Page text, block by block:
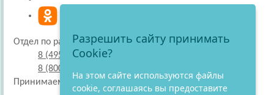
Отдел по работе с покупателями
8 (495) 220-51-30
8 (800) 707-27-19
Принимаем к оплате
Разрешить сайту принимать
Cookie?
На этом сайте используются файлы
cookie, соглашаясь вы предоставите